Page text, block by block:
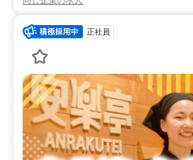
正社員